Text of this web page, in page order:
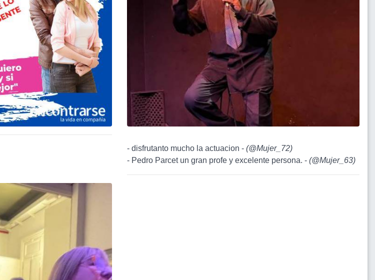
- disfrutanto mucho la actuacion - (@Mujer_72)
- Pedro Parcet un gran profe y excelente persona. - (@Mujer_63)